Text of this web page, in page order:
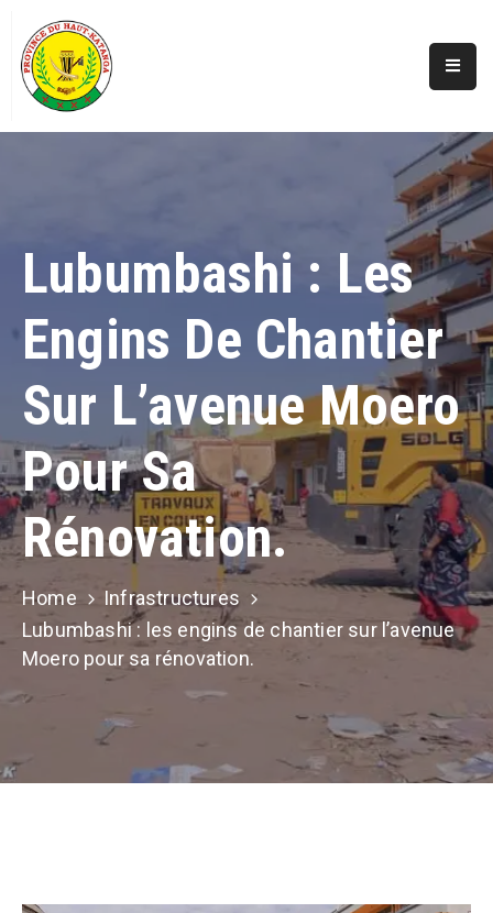
Accueil
Secteurs
Infos
Covid
Perspectives
Galerie
Contacts
Lubumbashi : Les
Engins De Chantier
Sur L’avenue Moero
Pour Sa
Rénovation.
Home
Infrastructures
Lubumbashi : les engins de chantier sur l’avenue
Moero pour sa rénovation.